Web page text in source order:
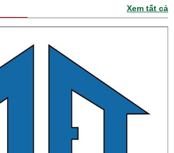
Xem tất cả